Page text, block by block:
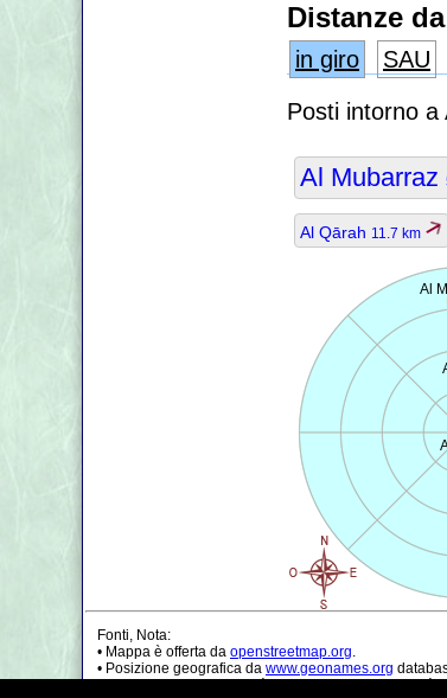
Distanze
in giro SAU
Posti intorno a
Al Mubarraz
Al Qārah 11.7 km
Al
Fonti, Nota:
• Mappa è offerta da openstreetmap.org.
• Posizione geografica da www.geonames.org